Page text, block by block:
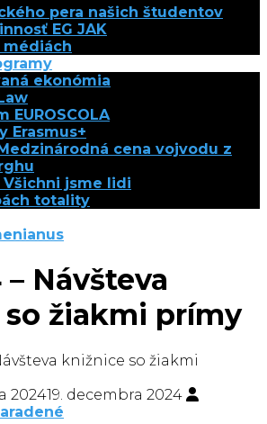
pera našich študentov
EG JAK
médiách
ekonómia
EUROSCOLA
Erasmus+
cena vojvodu z
Všichni jsme lidi
totality
– Návšteva
žiakmi prímy
202419. decembra 2024